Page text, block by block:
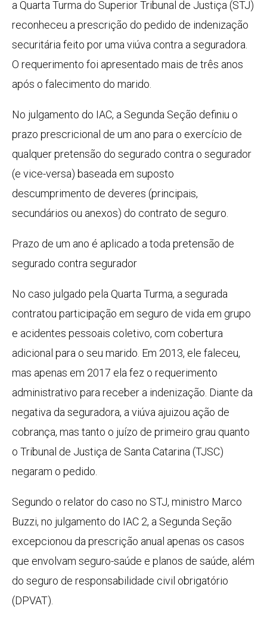
a Quarta Turma do Superior Tribunal de Justiça (STJ)
reconheceu a prescrição do pedido de indenização
securitária feito por uma viúva contra a seguradora.
O requerimento foi apresentado mais de três anos
após o falecimento do marido.
No julgamento do IAC, a Segunda Seção definiu o
prazo prescricional de um ano para o exercício de
qualquer pretensão do segurado contra o segurador
(e vice-versa) baseada em suposto
descumprimento de deveres (principais,
secundários ou anexos) do contrato de seguro.
Prazo de um ano é aplicado a toda pretensão de
segurado contra segurador
No caso julgado pela Quarta Turma, a segurada
contratou participação em seguro de vida em grupo
e acidentes pessoais coletivo, com cobertura
adicional para o seu marido. Em 2013, ele faleceu,
mas apenas em 2017 ela fez o requerimento
administrativo para receber a indenização. Diante da
negativa da seguradora, a viúva ajuizou ação de
cobrança, mas tanto o juízo de primeiro grau quanto
o Tribunal de Justiça de Santa Catarina (TJSC)
negaram o pedido.
Segundo o relator do caso no STJ, ministro Marco
Buzzi, no julgamento do IAC 2, a Segunda Seção
excepcionou da prescrição anual apenas os casos
que envolvam seguro-saúde e planos de saúde, além
do seguro de responsabilidade civil obrigatório
(DPVAT).